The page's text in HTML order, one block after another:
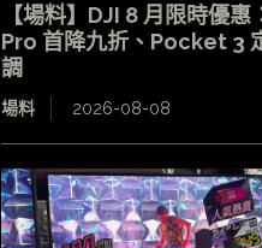
【場料】DJI 8 月限時優惠
Pro 首降九折、Pocket 3
調
場料 2026-08-08